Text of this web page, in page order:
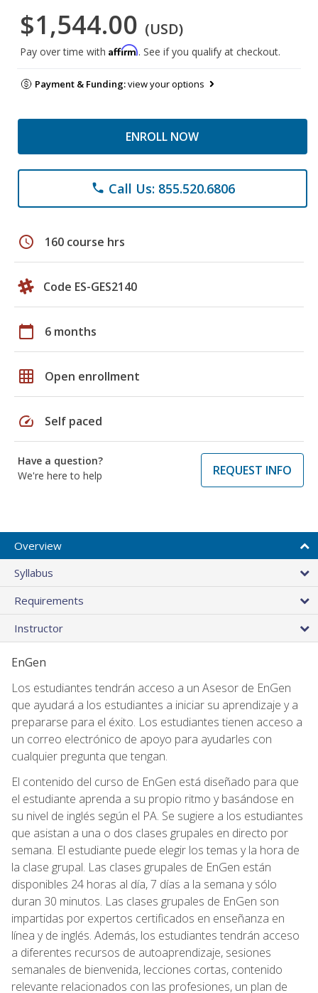
$1,544.00 (USD)
Pay over time with Affirm. See if you qualify at checkout.
Payment & Funding:view your options
ENROLL NOW
phone Call Us: 855.520.6806
schedule 160 course hrs
Code ES-GES2140
calendar_today 6 months
grid_on Open enrollment
speed Self paced
Have a question?
We're here to help
REQUEST INFO
Overview
Syllabus
Requirements
Instructor
EnGen
Los estudiantes tendrán acceso a un Asesor de EnGen
que ayudará a los estudiantes a iniciar su aprendizaje y a
prepararse para el éxito. Los estudiantes tienen acceso a
un correo electrónico de apoyo para ayudarles con
cualquier pregunta que tengan.
El contenido del curso de EnGen está diseñado para que
el estudiante aprenda a su propio ritmo y basándose en
su nivel de inglés según el PA. Se sugiere a los estudiantes
que asistan a una o dos clases grupales en directo por
semana. El estudiante puede elegir los temas y la hora de
la clase grupal. Las clases grupales de EnGen están
disponibles 24 horas al día, 7 días a la semana y sólo
duran 30 minutos. Las clases grupales de EnGen son
impartidas por expertos certificados en enseñanza en
línea y de inglés. Además, los estudiantes tendrán acceso
a diferentes recursos de autoaprendizaje, sesiones
semanales de bienvenida, lecciones cortas, contenido
relevante relacionados con las profesiones, un plan de